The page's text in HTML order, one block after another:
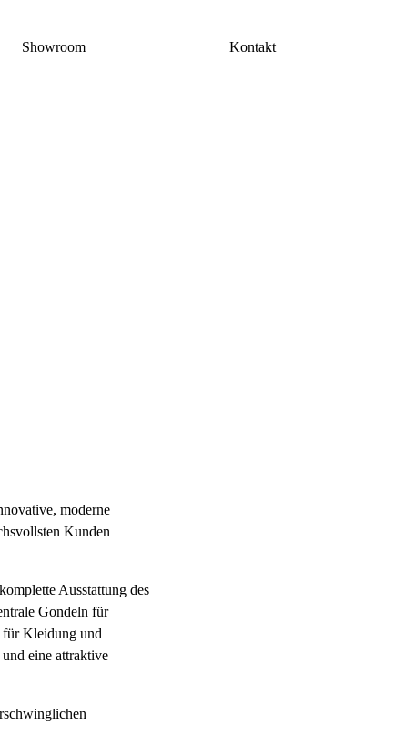
Showroom Kontakt
moderne
Kunden
Ausstattung des
Gondeln für
für Kleidung und
eine attraktive